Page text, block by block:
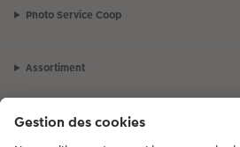
Photo Service Coop
Assortiment
Notre sélection